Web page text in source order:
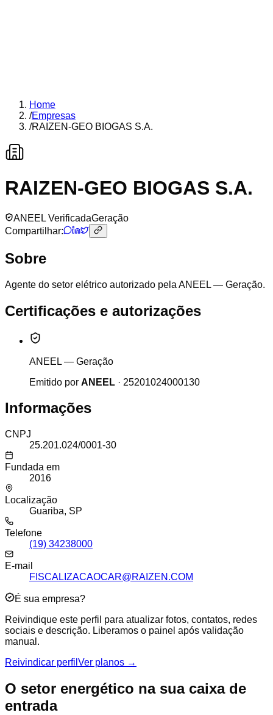
Home
/Empresas
/RAIZEN-GEO BIOGAS S.A.
RAIZEN-GEO BIOGAS S.A.
ANEEL VerificadaGeração
Compartilhar:
Sobre
Agente do setor elétrico autorizado pela ANEEL — Geração.
Certificações e autorizações
ANEEL — Geração
Emitido por ANEEL · 25201024000130
Informações
CNPJ
25.201.024/0001-30
Fundada em
2016
Localização
Guariba, SP
Telefone
(19) 34238000
E-mail
FISCALIZACAOCAR@RAIZEN.COM
É sua empresa?
Reivindique este perfil para atualizar fotos, contatos, redes
sociais e descrição. Liberamos o painel após validação
manual.
Reivindicar perfil Ver planos →
O setor energético na sua caixa de
entrada